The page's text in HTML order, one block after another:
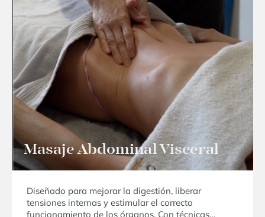
Masaje Abdominal Visceral
Diseñado para mejorar la digestión, liberar
tensiones internas y estimular el correcto
funcionamiento de los órganos. Con técnicas